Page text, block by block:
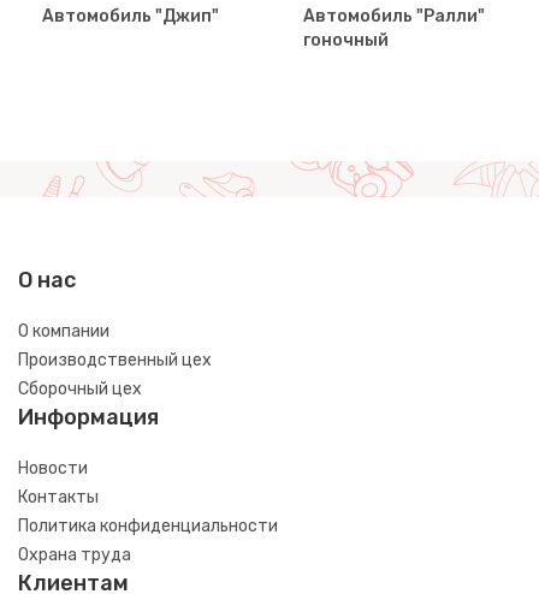
Автомобиль "Джип"
Автомобиль "Ралли"
гоночный
О нас
О компании
Производственный цех
Сборочный цех
Информация
Новости
Контакты
Политика конфиденциальности
Охрана труда
Клиентам